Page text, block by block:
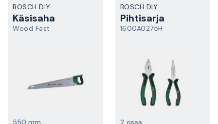
BOSCH DIY
Käsisaha
Wood Fast
550 mm
BOSCH DIY
Pihtisarja
1600A0275H
2 osaa